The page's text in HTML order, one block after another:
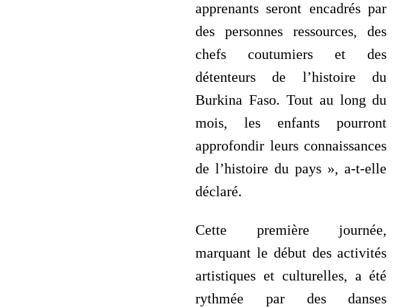
apprenants seront encadrés par
des personnes ressources, des
chefs coutumiers et des
détenteurs de l’histoire du
Burkina Faso. Tout au long du
mois, les enfants pourront
approfondir leurs connaissances
de l’histoire du pays », a-t-elle
déclaré.
Cette première journée,
marquant le début des activités
artistiques et culturelles, a été
rythmée par des danses